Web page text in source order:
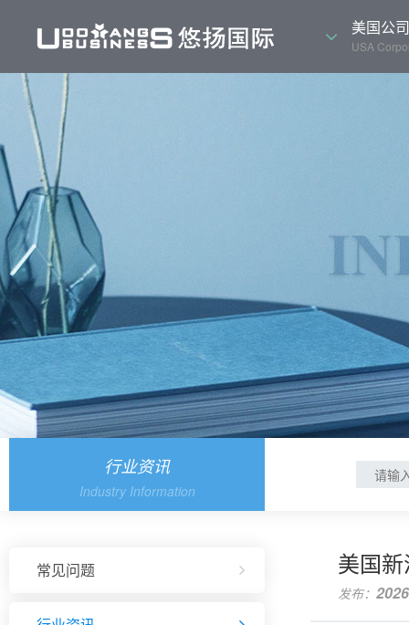
美国公
USA
行业资讯
Industry Information
常见问题 美国
发布：